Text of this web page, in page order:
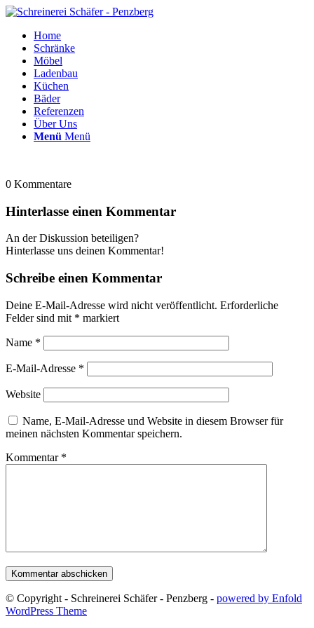
Home
Schränke
Möbel
Ladenbau
Küchen
Bäder
Referenzen
Über Uns
Menü Menü
0 Kommentare
Hinterlasse einen Kommentar
An der Diskussion beteiligen?
Hinterlasse uns deinen Kommentar!
Schreibe einen Kommentar
Deine E-Mail-Adresse wird nicht veröffentlicht. Erforderliche
Felder sind mit * markiert
Name *
E-Mail-Adresse *
Website
Name, E-Mail-Adresse und Website in diesem Browser für
meinen nächsten Kommentar speichern.
Kommentar *
© Copyright - Schreinerei Schäfer - Penzberg - powered by Enfold
WordPress Theme